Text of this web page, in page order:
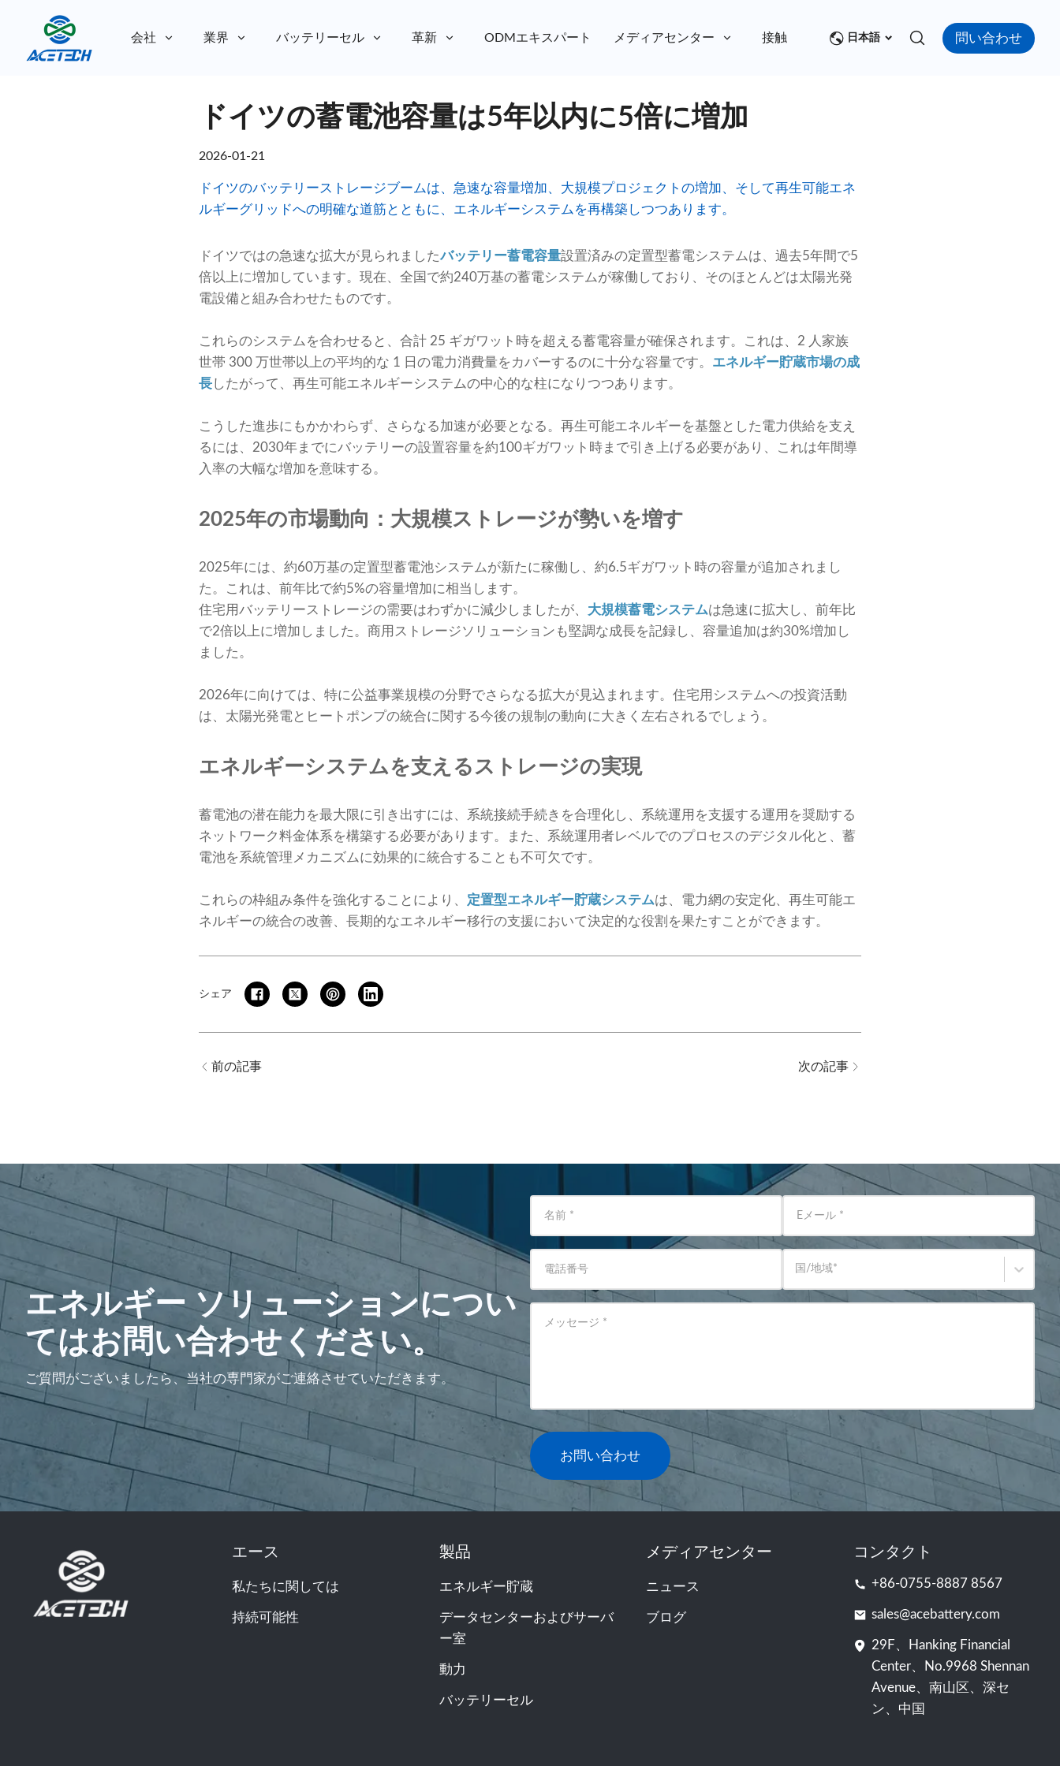
会社 業界 バッテリーセル 革新 ODMエキスパート メディアセンター 接触 日本語 問い合わせ
ドイツの蓄電池容量は5年以内に5倍に増加
2026-01-21
ドイツのバッテリーストレージブームは、急速な容量増加、大規模プロジェクトの増加、そして再生可能エネ
ルギーグリッドへの明確な道筋とともに、エネルギーシステムを再構築しつつあります。
ドイツではの急速な拡大が見られましたバッテリー蓄電容量設置済みの定置型蓄電システムは、過去5年間で5
倍以上に増加しています。現在、全国で約240万基の蓄電システムが稼働しており、そのほとんどは太陽光発
電設備と組み合わせたものです。
これらのシステムを合わせると、合計 25 ギガワット時を超える蓄電容量が確保されます。これは、2 人家族
世帯 300 万世帯以上の平均的な 1 日の電力消費量をカバーするのに十分な容量です。 エネルギー貯蔵市場の成
長したがって、再生可能エネルギーシステムの中心的な柱になりつつあります。
こうした進歩にもかかわらず、さらなる加速が必要となる。再生可能エネルギーを基盤とした電力供給を支え
るには、2030年までにバッテリーの設置容量を約100ギガワット時まで引き上げる必要があり、これは年間導
入率の大幅な増加を意味する。
2025年の市場動向：大規模ストレージが勢いを増す
2025年には、約60万基の定置型蓄電池システムが新たに稼働し、約6.5ギガワット時の容量が追加されまし
た。これは、前年比で約5%の容量増加に相当します。
住宅用バッテリーストレージの需要はわずかに減少しましたが、 大規模蓄電システムは急速に拡大し、前年比
で2倍以上に増加しました。商用ストレージソリューションも堅調な成長を記録し、容量追加は約30%増加し
ました。
2026年に向けては、特に公益事業規模の分野でさらなる拡大が見込まれます。住宅用システムへの投資活動
は、太陽光発電とヒートポンプの統合に関する今後の規制の動向に大きく左右されるでしょう。
エネルギーシステムを支えるストレージの実現
蓄電池の潜在能力を最大限に引き出すには、系統接続手続きを合理化し、系統運用を支援する運用を奨励する
ネットワーク料金体系を構築する必要があります。また、系統運用者レベルでのプロセスのデジタル化と、蓄
電池を系統管理メカニズムに効果的に統合することも不可欠です。
これらの枠組み条件を強化することにより、 定置型エネルギー貯蔵システムは、電力網の安定化、再生可能エ
ネルギーの統合の改善、長期的なエネルギー移行の支援において決定的な役割を果たすことができます。
シェア
前の記事 次の記事
エネルギー ソリューションについ
てはお問い合わせください。
ご質問がございましたら、当社の専門家がご連絡させていただきます。
名前 * Eメール *
電話番号 国/地域*
メッセージ *
お問い合わせ
エース
私たちに関しては
持続可能性
製品
エネルギー貯蔵
データセンターおよびサーバ
ー室
動力
バッテリーセル
メディアセンター
ニュース
ブログ
コンタクト
+86-0755-8887 8567
sales@acebattery.com
29F、Hanking Financial
Center、No.9968 Shennan
Avenue、南山区、深セ
ン、中国